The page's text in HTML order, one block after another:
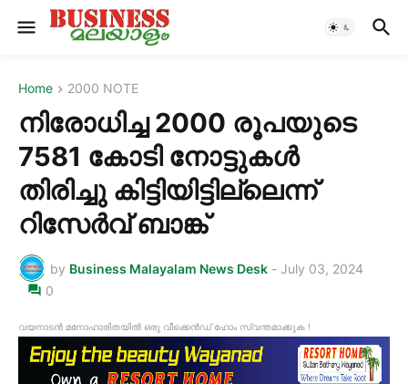
Home 2000 NOTE
നിരോധിച്ച 2000 രൂപയുടെ
7581 കോടി നോട്ടുകൾ
തിരിച്ചു കിട്ടിയിട്ടില്ലെന്ന്
റിസേർവ് ബാങ്ക്
by Business Malayalam News Desk - July 03, 2024
0
വയനാടൻ മനോഹാരിതയിൽ ഒരു വീക്കെൻഡ് ഹോം സ്വന്തമാക്കുക !